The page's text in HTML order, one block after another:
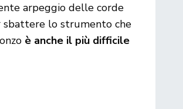
arpeggio delle corde
sbattere lo strumento che
è anche il più difficile